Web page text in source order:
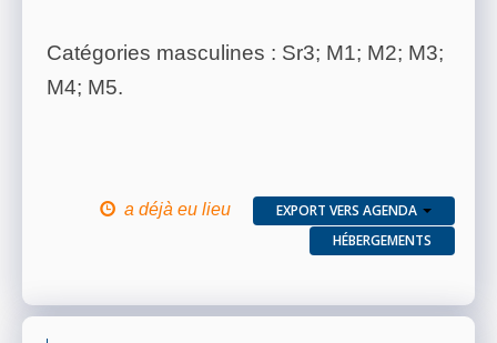
Catégories masculines : Sr3; M1; M2; M3;
M4; M5.
a déjà eu lieu
EXPORT VERS AGENDA
HÉBERGEMENTS